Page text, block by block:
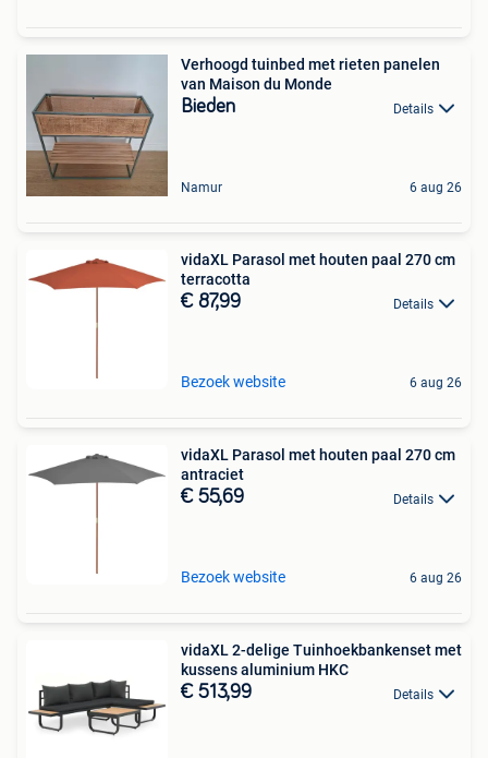
Verhoogd tuinbed met rieten panelen
van Maison du Monde
Bieden Details
Namur 6 aug 26
vidaXL Parasol met houten paal 270 cm
terracotta
€ 87,99 Details
Bezoek website 6 aug 26
vidaXL Parasol met houten paal 270 cm
antraciet
€ 55,69 Details
Bezoek website 6 aug 26
vidaXL 2-delige Tuinhoekbankenset met
kussens aluminium HKC
€ 513,99 Details